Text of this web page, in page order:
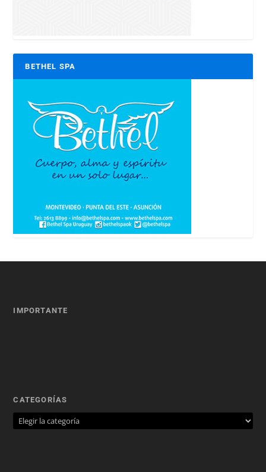
BETHEL SPA
IMPORTANTE
CATEGORÍAS